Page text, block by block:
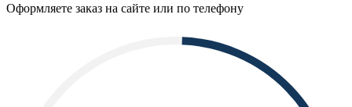
Оформляете заказ на сайте или по телефону